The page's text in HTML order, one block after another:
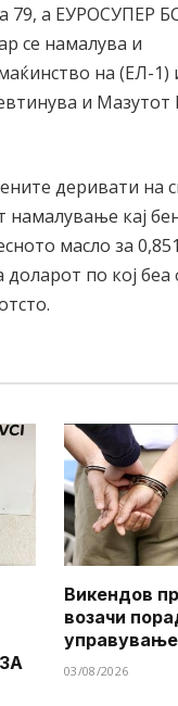
79, а ЕУРОСУПЕР БС
се намалува и
на (ЕЛ-1)
и
деривати на
намалување кај
масло за
доларот по кој
Викендов
возачи
управување
03/08/2026